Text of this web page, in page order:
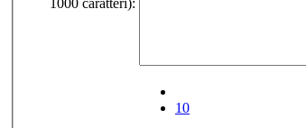
1000 caratteri):
10